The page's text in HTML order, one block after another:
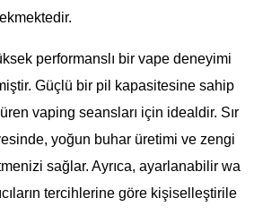
performanslı bir vape deneyimi
Güçlü bir pil kapasitesine sahip
vaping seansları için idealdir. Sır
yoğun buhar üretimi ve zengi
sağlar. Ayrıca, ayarlanabilir wa
tercihlerine göre kişiselleştirile